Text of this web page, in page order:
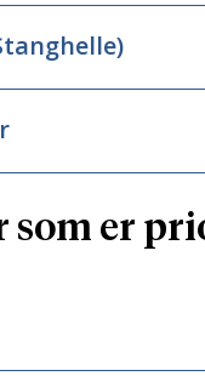
er